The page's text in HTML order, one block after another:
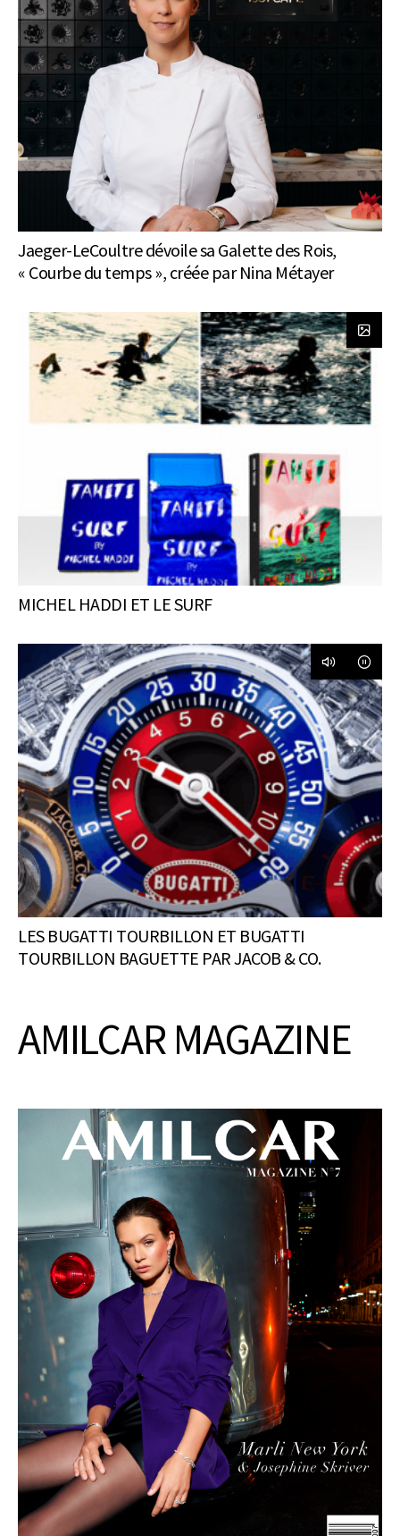
Jaeger-LeCoultre dévoile sa Galette des Rois,
« Courbe du temps », créée par Nina Métayer
MICHEL HADDI ET LE SURF
LES BUGATTI TOURBILLON ET BUGATTI
TOURBILLON BAGUETTE PAR JACOB & CO.
AMILCAR MAGAZINE